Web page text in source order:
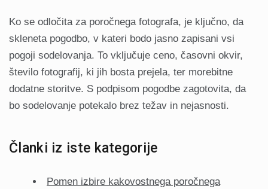
Ko se odločita za poročnega fotografa, je ključno, da
skleneta pogodbo, v kateri bodo jasno zapisani vsi
pogoji sodelovanja. To vključuje ceno, časovni okvir,
število fotografij, ki jih bosta prejela, ter morebitne
dodatne storitve. S podpisom pogodbe zagotovita, da
bo sodelovanje potekalo brez težav in nejasnosti.
Članki iz iste kategorije
Pomen izbire kakovostnega poročnega